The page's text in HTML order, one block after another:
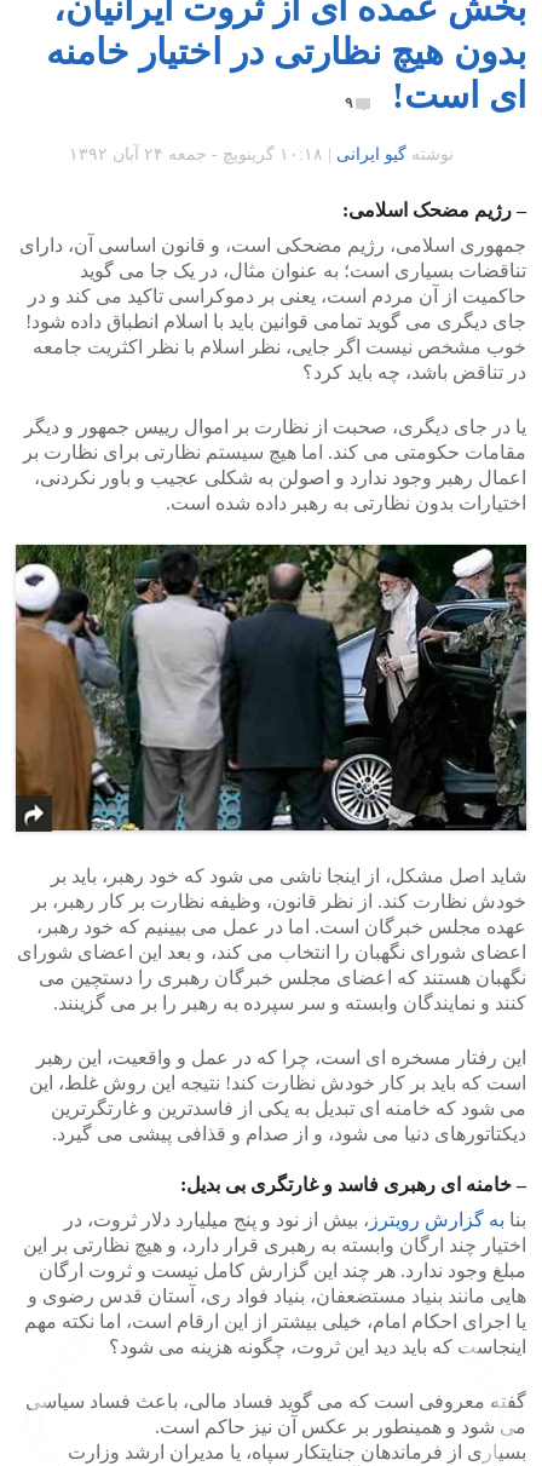
بدون هیچ نظارتی در اختیار خامنه
ای است!
۹
نوشته گیو ایرانی ۱۰:۱۸ گرينويچ - جمعه ۲۴ آبان ۱۳۹۲
– رژیم مضحک اسلامی:
جمهوری اسلامی، رژیم مضحکی است، و قانون اساسی آن، دارای
تناقضات بسیاری است؛ به عنوان مثال، در یک جا می گوید
حاکمیت از آن مردم است، یعنی بر دموکراسی تاکید می کند و در
جای دیگری می گوید تمامی قوانین باید با اسلام انطباق داده شود!
خوب مشخص نیست اگر جایی، نظر اسلام با نظر اکثریت جامعه
در تناقض باشد، چه باید کرد؟
یا در جای دیگری، صحبت از نظارت بر اموال رییس جمهور و دیگر
مقامات حکومتی می کند. اما هیچ سیستم نظارتی برای نظارت بر
اعمال رهبر وجود ندارد و اصولن به شکلی عجیب و باور نکردنی،
اختیارات بدون نظارتی به رهبر داده شده است.
شاید اصل مشکل، از اینجا ناشی می شود که خود رهبر، باید بر
خودش نظارت کند. از نظر قانون، وظیفه نظارت بر کار رهبر، بر
عهده مجلس خبرگان است. اما در عمل می بیینیم که خود رهبر،
اعضای شورای نگهبان را انتخاب می کند، و بعد این اعضای شورای
نگهبان هستند که اعضای مجلس خبرگان رهبری را دستچین می
کنند و نمایندگان وابسته و سر سپرده به رهبر را بر می گزینند.
این رفتار مسخره ای است، چرا که در عمل و واقعیت، این رهبر
است که باید بر کار خودش نظارت کند! نتیجه این روش غلط، این
می شود که خامنه ای تبدیل به یکی از فاسدترین و غارتگرترین
دیکتاتورهای دنیا می شود، و از صدام و قذافی پیشی می گیرد.
– خامنه ای رهبری فاسد و غارتگری بی بدیل:
بنا به گزارش رویترز ، بیش از نود و پنج میلیارد دلار ثروت، در
اختیار چند ارگان وابسته به رهبری قرار دارد، و هیچ نظارتی بر این
مبلغ وجود ندارد. هر چند این گزارش کامل نیست و ثروت ارگان
هایی مانند بنیاد مستضعفان، بنیاد فواد ری، آستان قدس رضوی و
یا اجرای احکام امام، خیلی بیشتر از این ارقام است، اما نکته مهم
اینجاست که باید دید این ثروت، چگونه هزینه می شود؟
گفته معروفی است که می گوید فساد مالی، باعث فساد سیاسی
می شود و همینطور بر عکس آن نیز حاکم است.
بسیاری از فرماندهان جنایتکار سپاه، یا مدیران ارشد وزارت